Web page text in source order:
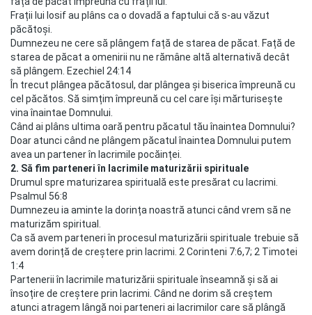
Frații lui Iosif au plâns ca o dovadă a faptului că s-au văzut
păcătoși.
Dumnezeu ne cere să plângem față de starea de păcat. Față de
starea de păcat a omenirii nu ne rămâne altă alternativă decât
să plângem. Ezechiel 24:14
În trecut plângea păcătosul, dar plângea și biserica împreună cu
cel păcătos. Să simțim împreună cu cel care își mărturisește
vina înaintae Domnului.
Când ai plâns ultima oară pentru păcatul tău înaintea Domnului?
Doar atunci când ne plângem păcatul înaintea Domnului putem
avea un partener în lacrimile pocăinței.
2. Să fim parteneri în lacrimile maturizării spirituale
Drumul spre maturizarea spirituală este presărat cu lacrimi.
Psalmul 56:8
Dumnezeu ia aminte la dorința noastră atunci când vrem să ne
maturizăm spiritual.
Ca să avem parteneri în procesul maturizării spirituale trebuie să
avem dorință de creștere prin lacrimi. 2 Corinteni 7:6,7; 2 Timotei
1:4
Partenerii în lacrimile maturizării spirituale înseamnă și să ai
însoțire de creștere prin lacrimi. Când ne dorim să creștem
atunci atragem lângă noi parteneri ai lacrimilor care să plângă